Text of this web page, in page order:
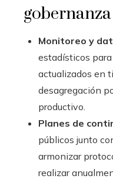
gobernanza
Monitoreo y
estadísticos
actualizados en
desagregación
productivo.
Planes de
públicos junto
armonizar
realizar